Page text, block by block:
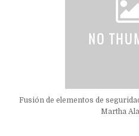
Fusión de elementos de
Martha